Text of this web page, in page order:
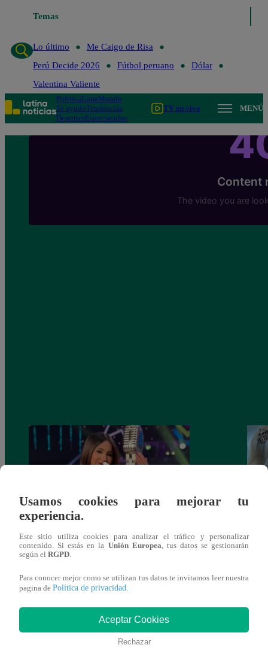
Temas
Lo último
Me Caigo de Risa
Perú Decide 2026
Fútbol peruano
Dólar
Valentina Valiente
PolíticaLimaMundo
Te ayudoTendencias
DeportesEspectáculos
TV en vivo MENÚ
¡Imitadora de Laura Pausini se consagró
ganadora de Yo Soy: Nueva Generación!
También te puede
Usamos cookies para mejorar tu
experiencia.
Este sitio utiliza cookies para analizar el tráfico y personalizar
contenido. Si estás en la Unión Europea, tus datos se gestionarán
según el RGPD.
Para conocer mejor como se utilizan tus datos te invitamos leer nuestra
pagina de Política de privacidad.
Aceptar Cookies
Rechazar